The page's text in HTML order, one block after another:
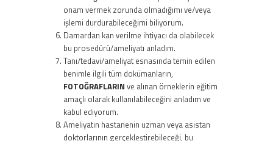
onam vermek zorunda olmadığımı ve/veya
işlemi durdurabileceğimi biliyorum.
Damardan kan verilme ihtiyacı da olabilecek
bu prosedürü/ameliyatı anladım.
Tanı/tedavi/ameliyat esnasında temin edilen
benimle ilgili tüm dokümanların,
FOTOĞRAFLARIN ve alınan örneklerin eğitim
amaçlı olarak kullanılabileceğini anladım ve
kabul ediyorum.
Ameliyatın hastanenin uzman veya asistan
doktorlarının gerçekleştirebileceği, bu